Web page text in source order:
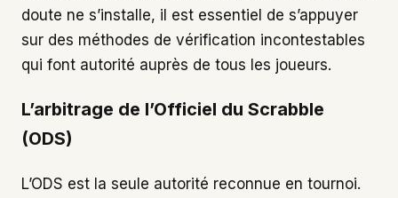
doute ne s’installe, il est essentiel de s’appuyer
sur des méthodes de vérification incontestables
qui font autorité auprès de tous les joueurs.
L’arbitrage de l’Officiel du Scrabble
(ODS)
L’ODS est la seule autorité reconnue en tournoi.